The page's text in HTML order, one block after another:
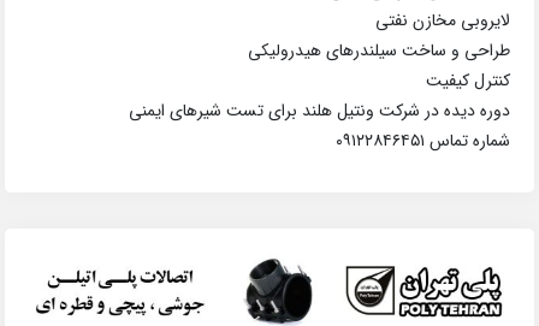
لایروبی مخازن نفتی
طراحی و ساخت سیلندرهای هیدرولیکی
کنترل کیفیت
دوره دیده در شرکت ونتیل هلند برای تست شیرهای ایمنی
شماره تماس ۰۹۱۲۲۸۴۶۴۵۱